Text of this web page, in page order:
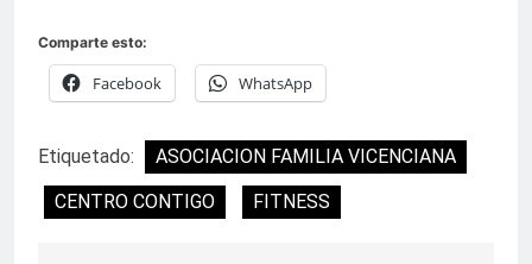
Comparte esto:
Facebook WhatsApp
Etiquetado:
ASOCIACION FAMILIA VICENCIANA
CENTRO CONTIGO
FITNESS